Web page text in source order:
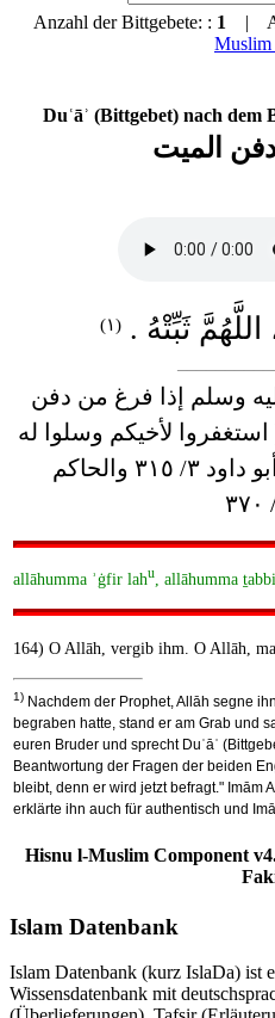
Anzahl der Bittgebete: : 1 |
Muslim
Duʿāʾ (Bittgebet) nach dem
الميت
(١)
وسلم إذا فرغ من دفن
لأخيكم وسلوا له
التثبيت فإنه الآن يُسأل ) .أبو داود ٣/ ٣١٥ والحاكم
allāhumma ʾġfir lahu, allāhumma
164) O Allāh, vergib ihm. O Allāh,
1) Nachdem der Prophet, Allāh segne
begraben hatte, stand er am Grab und
euren Bruder und sprecht Duʿāʾ
Beantwortung der Fragen der beiden
bleibt, denn er wird jetzt befragt." Imām
erklärte ihn auch für authentisch und
Hisnu l-Muslim Component
Islam Datenbank
Islam Datenbank (kurz IslaDa) ist
Wissensdatenbank mit